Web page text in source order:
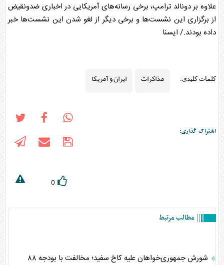
علاوه بر دونالد ترامپ، برخی رسانه‌های آمریکایی در اخباری ضدونقیض
از برگزاری این نشست‌ها و برخی دیگر از لغو شدن این نشست‌ها خبر
داده بودند./ ایسنا
کلمات کلیدی: مذاکرات ایران و آمریکا
اشتراک گذاری:
0
مطالب مرتبط
شورش جمهوری‌خواهان علیه کاخ سفید؛ مخالفت با بودجه ۸۸